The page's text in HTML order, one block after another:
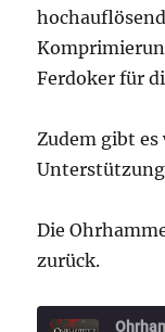
Ferdoker für
Zudem gibt
Die
zurück.